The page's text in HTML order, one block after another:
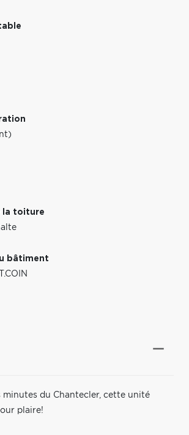
la toiture
bâtiment
minutes du Chantecler, cette unité
plaire!